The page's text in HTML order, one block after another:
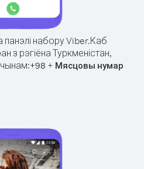
набору Viber.Каб
з рэгіёна Туркменістан,
чынам:+98 + Мясцовы нумар